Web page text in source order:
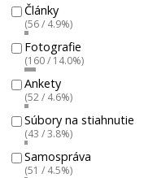
Články
(56 / 4.9%)
Fotografie
(160 / 14.0%)
Ankety
(52 / 4.6%)
Súbory na stiahnutie
(43 / 3.8%)
Samospráva
(51 / 4.5%)